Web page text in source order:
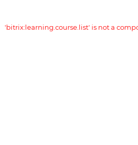
'bitrix:learning.course.list' is not a